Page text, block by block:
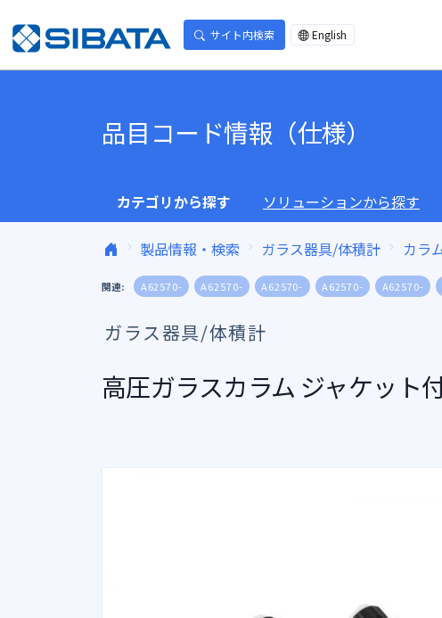
サイト内検索 English
品目コード情報（仕様）
カテゴリから探す ソリューションから探す
製品情報・検索 ガラス器具/体積計 カラ
関連: A62570- A62570- A62570- A62570- A62570-
ガラス器具/体積計
高圧ガラスカラム ジャケット